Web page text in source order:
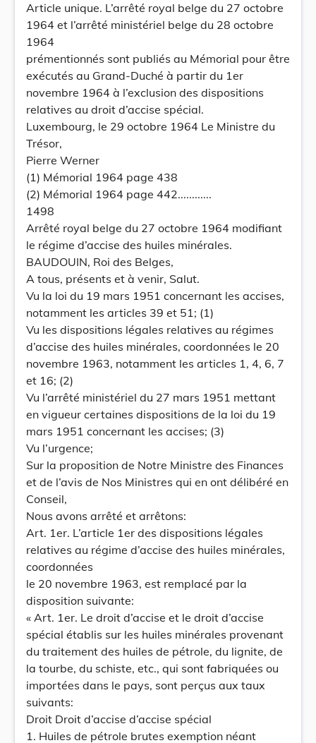
Article unique. L’arrêté royal belge du 27 octobre
1964 et l’arrêté ministériel belge du 28 octobre
1964
prémentionnés sont publiés au Mémorial pour être
exécutés au Grand-Duché à partir du 1er
novembre 1964 à l’exclusion des dispositions
relatives au droit d’accise spécial.
Luxembourg, le 29 octobre 1964 Le Ministre du
Trésor,
Pierre Werner
(1) Mémorial 1964 page 438
(2) Mémorial 1964 page 442............
1498
Arrêté royal belge du 27 octobre 1964 modifiant
le régime d’accise des huiles minérales.
BAUDOUIN, Roi des Belges,
A tous, présents et à venir, Salut.
Vu la loi du 19 mars 1951 concernant les accises,
notamment les articles 39 et 51; (1)
Vu les dispositions légales relatives au régimes
d’accise des huiles minérales, coordonnées le 20
novembre 1963, notamment les articles 1, 4, 6, 7
et 16; (2)
Vu l’arrêté ministériel du 27 mars 1951 mettant
en vigueur certaines dispositions de la loi du 19
mars 1951 concernant les accises; (3)
Vu l’urgence;
Sur la proposition de Notre Ministre des Finances
et de l’avis de Nos Ministres qui en ont délibéré en
Conseil,
Nous avons arrêté et arrêtons:
Art. 1er. L’article 1er des dispositions légales
relatives au régime d’accise des huiles minérales,
coordonnées
le 20 novembre 1963, est remplacé par la
disposition suivante:
« Art. 1er. Le droit d’accise et le droit d’accise
spécial établis sur les huiles minérales provenant
du traitement des huiles de pétrole, du lignite, de
la tourbe, du schiste, etc., qui sont fabriquées ou
importées dans le pays, sont perçus aux taux
suivants:
Droit Droit d’accise d’accise spécial
1. Huiles de pétrole brutes exemption néant